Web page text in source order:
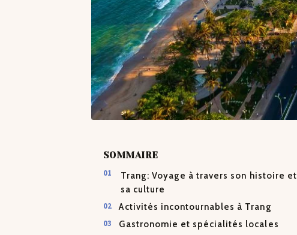
SOMMAIRE
Trang: Voyage à travers son histoire et
sa culture
Activités incontournables à Trang
Gastronomie et spécialités locales